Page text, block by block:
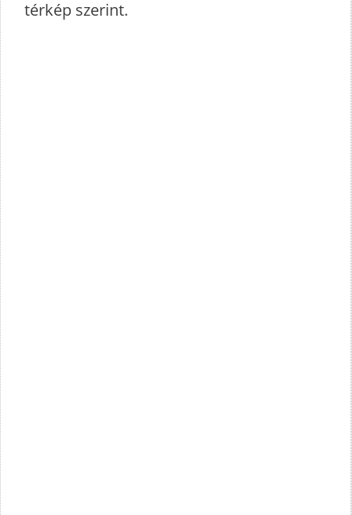
térkép szerint.